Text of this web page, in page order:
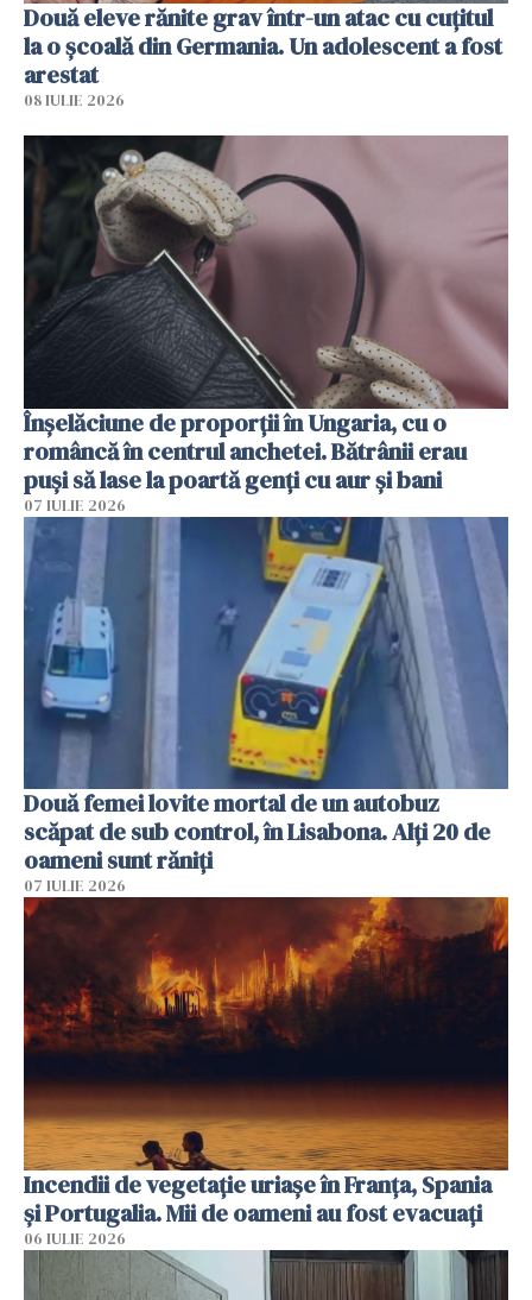
Două eleve rănite grav într-un atac cu cuțitul
la o școală din Germania. Un adolescent a fost
arestat
08 IULIE 2026
Înșelăciune de proporții în Ungaria, cu o
româncă în centrul anchetei. Bătrânii erau
puși să lase la poartă genți cu aur și bani
07 IULIE 2026
Două femei lovite mortal de un autobuz
scăpat de sub control, în Lisabona. Alți 20 de
oameni sunt răniți
07 IULIE 2026
Incendii de vegetație uriașe în Franța, Spania
și Portugalia. Mii de oameni au fost evacuați
06 IULIE 2026